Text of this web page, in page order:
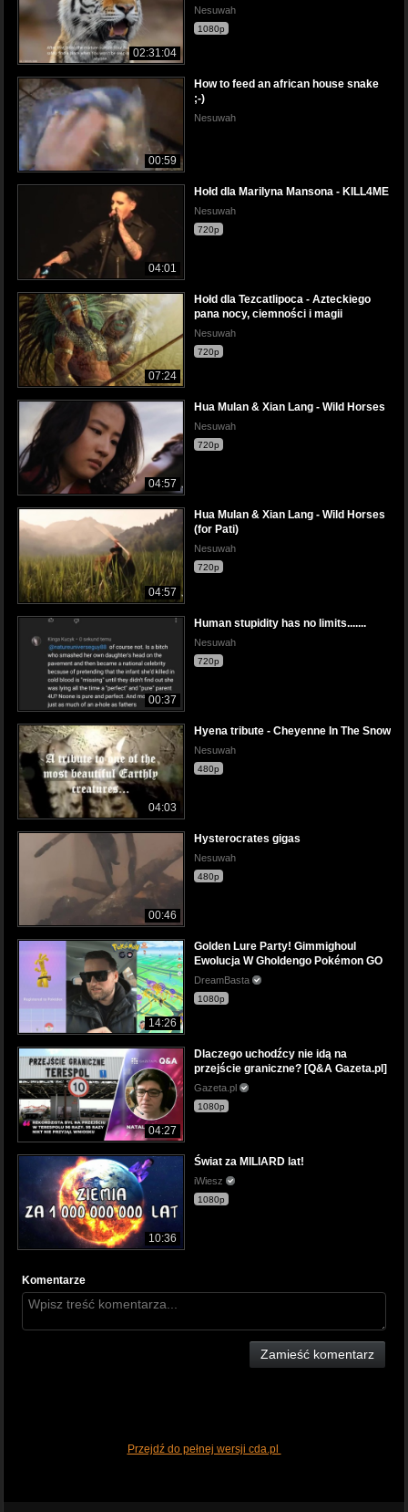
02:31:04
Nesuwah
1080p
00:59
How to feed an african house snake
;-)
Nesuwah
04:01
Hołd dla Marilyna Mansona - KILL4ME
Nesuwah
720p
07:24
Hołd dla Tezcatlipoca - Azteckiego
pana nocy, ciemności i magii
Nesuwah
720p
04:57
Hua Mulan & Xian Lang - Wild Horses
Nesuwah
720p
04:57
Hua Mulan & Xian Lang - Wild Horses
(for Pati)
Nesuwah
720p
00:37
Human stupidity has no limits.......
Nesuwah
720p
04:03
Hyena tribute - Cheyenne In The Snow
Nesuwah
480p
00:46
Hysterocrates gigas
Nesuwah
480p
14:26
Golden Lure Party! Gimmighoul
Ewolucja W Gholdengo Pokémon GO
DreamBasta
1080p
04:27
Dlaczego uchodźcy nie idą na
przejście graniczne? [Q&A Gazeta.pl]
Gazeta.pl
1080p
10:36
Świat za MILIARD lat!
iWiesz
1080p
Komentarze
Zamieść komentarz
Przejdź do pełnej wersji cda.pl